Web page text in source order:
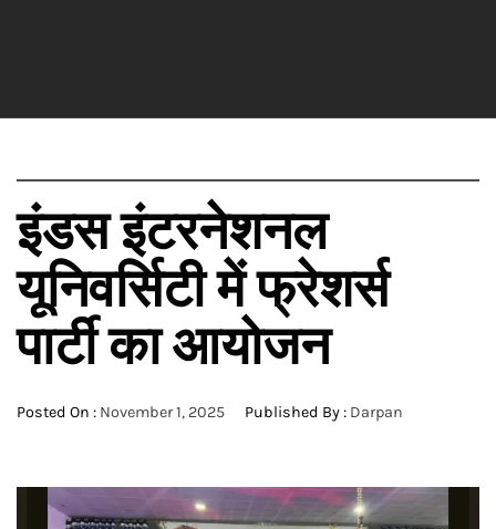
इंडस इंटरनेशनल
यूनिवर्सिटी में फ्रेशर्स
पार्टी का आयोजन
Posted On : November 1, 2025 Published By : Darpan